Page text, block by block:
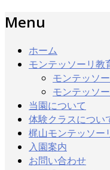
Menu
ホーム
モンテッソーリ教
モンテッソ
モンテッソ
当園について
体験クラスについ
梶山モンテッソー
入園案内
お問い合わせ